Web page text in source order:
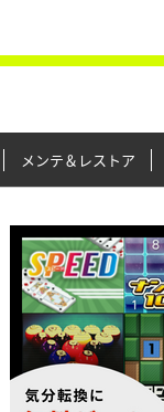
メンテ＆レストア